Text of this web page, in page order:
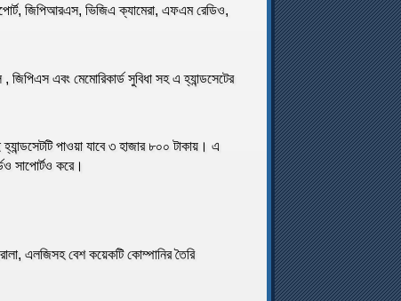
জিপিআরএস, ভিজিএ ক্যামেরা, এফএম রেডিও,
এবং মেমোরিকার্ড সুবিধা সহ এ হ্যান্ডসেটের
হ্যান্ডসেটটি পাওয়া যাবে ৩ হাজার ৮০০ টাকায়। এ
সাপোর্টও করে।
এলজিসহ বেশ কয়েকটি কোম্পানির তৈরি